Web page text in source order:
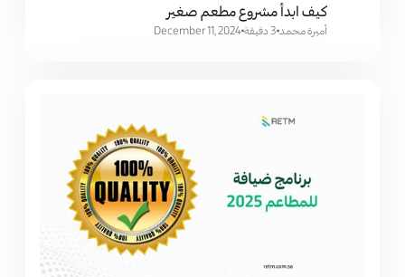
كيف ابدأ مشروع مطعم صغير
أميرة محمد 3 دقيقة December 11, 2024